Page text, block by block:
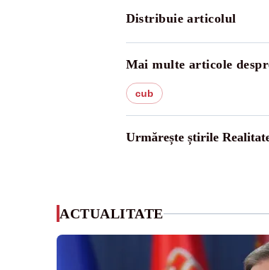
Distribuie articolul
Mai multe articole
cub
Urmărește știrile
ACTUALITATE